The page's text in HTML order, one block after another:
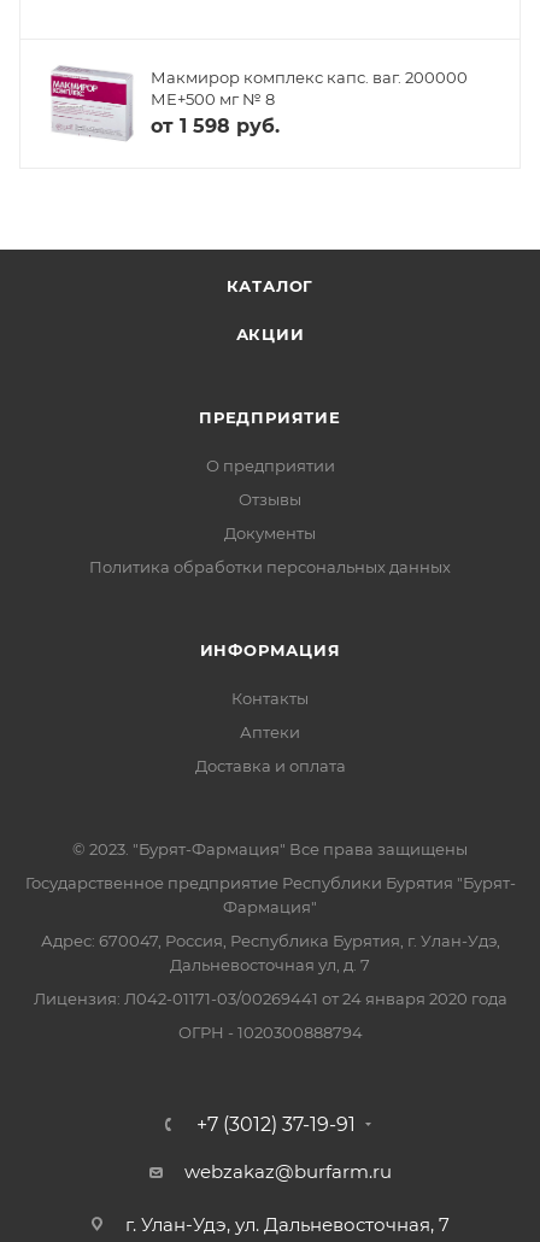
Макмирор комплекс капс. ваг. 200000
МЕ+500 мг № 8
от 1 598 руб.
КАТАЛОГ
АКЦИИ
ПРЕДПРИЯТИЕ
О предприятии
Отзывы
Документы
Политика обработки персональных данных
ИНФОРМАЦИЯ
Контакты
Аптеки
Доставка и оплата
© 2023. "Бурят-Фармация" Все права защищены
Государственное предприятие Республики Бурятия "Бурят-
Фармация"
Адрес: 670047, Россия, Республика Бурятия, г. Улан-Удэ,
Дальневосточная ул, д. 7
Лицензия: Л042-01171-03/00269441 от 24 января 2020 года
ОГРН - 1020300888794
+7 (3012) 37-19-91
webzakaz@burfarm.ru
г. Улан-Удэ, ул. Дальневосточная, 7